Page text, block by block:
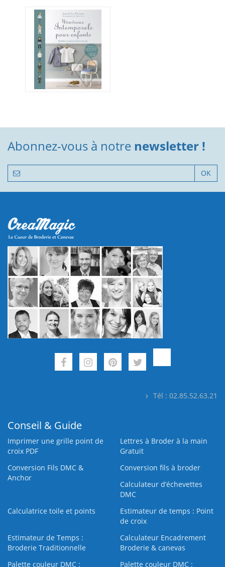
Abonnez-vous à notre newsletter !
OK
Tél : 02.85.52.63.21
Conseil & Guide
Imprimer une grille point de
croix PDF
Lettres à Broder à la main
Gratuit
Conversion Fils DMC &
Anchor
Conversion fils à broder
Calculateur d’échevettes
DMC
Calculatrice toile et points
Estimateur de temps : Point
de croix
Estimateur de Temps :
Broderie Traditionnelle
Calculateur Encadrement
Broderie & canevas
Palette couleur DMC :
Palette couleur DMC :